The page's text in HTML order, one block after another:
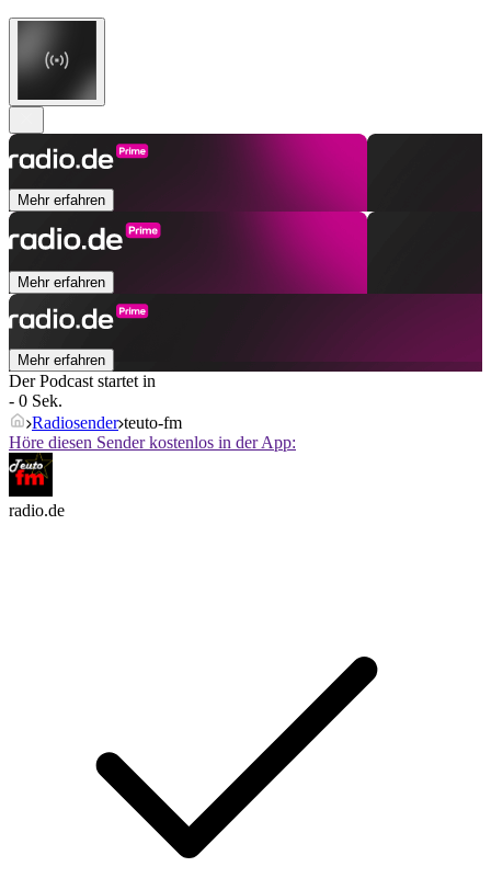
Mehr erfahren
Mehr erfahren
Mehr erfahren
Der Podcast startet in
- 0 Sek.
Radiosender teuto-fm
Höre diesen Sender kostenlos in der App:
radio.de